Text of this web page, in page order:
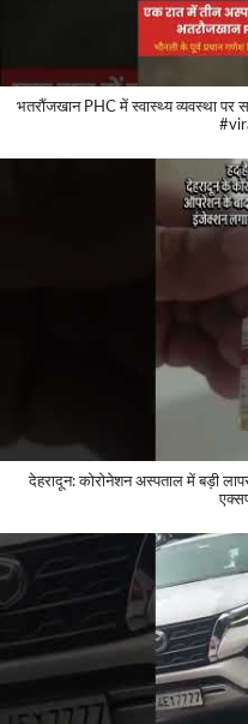
भतरौंजखान PHC में स्वास्थ्य व्यवस्था पर
देहरादून: कोरोनेशन अस्पताल में बड़ी